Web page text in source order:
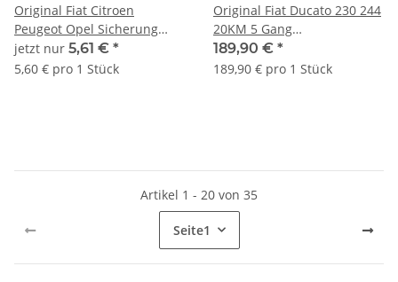
Original Fiat Citroen
Peugeot Opel Sicherung
Ring Achsmutter
9808870380
jetzt nur 5,61 € *
5,60 € pro 1 Stück
Original Fiat Ducato 230 244
20KM 5 Gang
Synchronkörper
Synchronring 9464466388
189,90 € *
189,90 € pro 1 Stück
Artikel 1 - 20 von 35
Seite1